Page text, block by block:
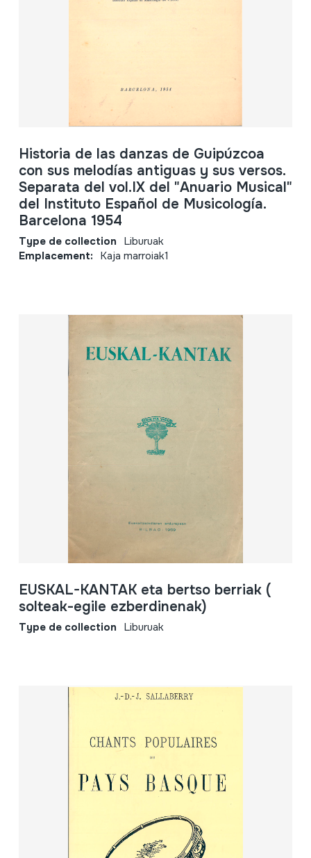
Historia de las danzas de Guipúzcoa
con sus melodías antiguas y sus versos.
Separata del vol.IX del "Anuario Musical"
del Instituto Español de Musicología.
Barcelona 1954
Type de collection Liburuak
Emplacement: Kaja marroiak1
EUSKAL-KANTAK eta bertso berriak (
solteak-egile ezberdinenak)
Type de collection Liburuak